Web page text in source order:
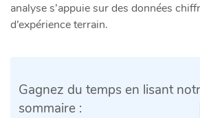
analyse s’appuie sur des données
d’expérience terrain.
Gagnez du temps en lisant
sommaire :